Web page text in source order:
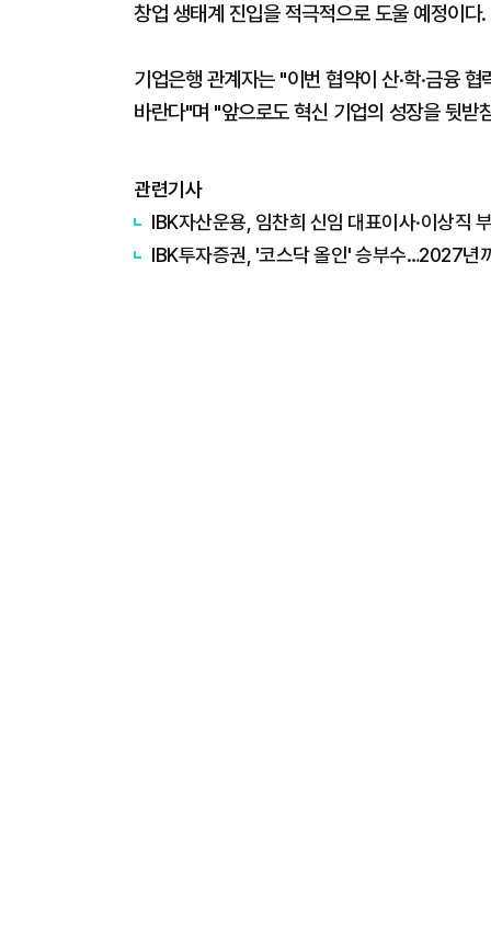
창업 생태계 진입을 적극적으로 도울 예정이다.
기업은행 관계자는 "이번 협약이 산·학·금융
바란다"며 "앞으로도 혁신 기업의 성장을 뒷받
관련기사
IBK자산운용, 임찬희 신임 대표이사·이상직
IBK투자증권, '코스닥 올인' 승부수…2027년